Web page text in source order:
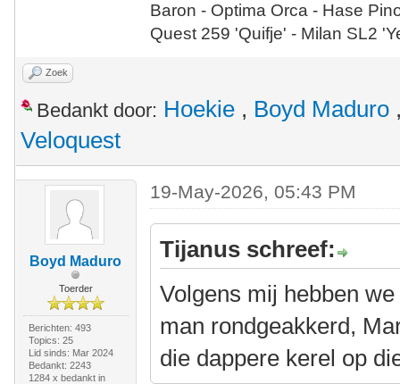
Baron - Optima Orca - Hase
Quest 259 'Quifje' - Milan SL2
Zoek
Bedankt door: Hoekie , Boyd Maduro
Veloquest
Boyd Maduro
Toerder
Berichten: 493
Topics: 25
Lid sinds: Mar 2024
Bedankt: 2243
1284 x bedankt in
19-May-2026, 05:43 PM
Tijanus schreef:
Volgens mij hebben
man rondgeakkerd,
die dappere kerel op